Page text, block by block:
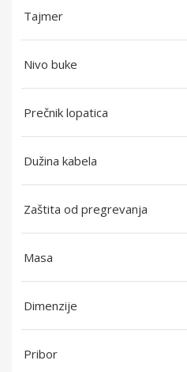
Tajmer
Nivo buke
Prečnik lopatica
Dužina kabela
Zaštita od pregrevanja
Masa
Dimenzije
Pribor